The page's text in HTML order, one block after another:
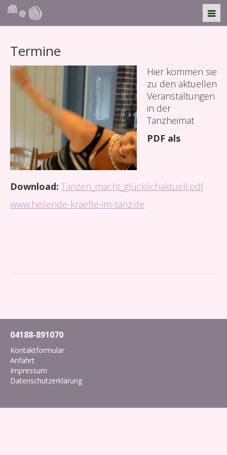
Termine
Hier kommen sie
zu den aktuellen
Veranstaltungen
in der
Tanzheimat
PDF als
Download: Tanzen_macht_glücklichaktuell.pdf
www.heilende-kraefte-im-tanz.de
04188-891070
Kontaktformular
Anfahrt
Impressum
Datenschutzerklärung